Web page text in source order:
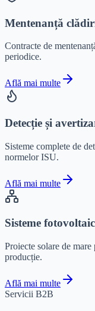
Mentenanță
Contracte de
periodice.
Află mai multe
Detecție și
Sisteme complete de
normelor ISU.
Află mai multe
Sisteme
Proiecte solare de
producție.
Află mai multe
Servicii B2B